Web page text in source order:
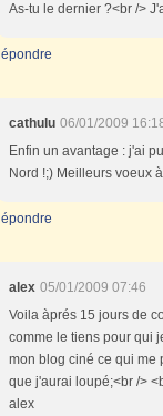
As-tu le dernier ?<br />
cathulu 06/01/2009
Enfin un avantage : j'ai
Nord !;) Meilleurs voeux
alex 05/01/2009 07:46
Voila àprés 15 jours de
comme le tiens pour qui
mon blog ciné ce qui me
que j'aurai loupé;<br />
alex